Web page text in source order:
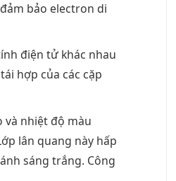
bảo electron di
điện tử khác nhau
hợp của các cặp
và nhiệt độ màu
lân quang này hấp
sáng trắng. Công